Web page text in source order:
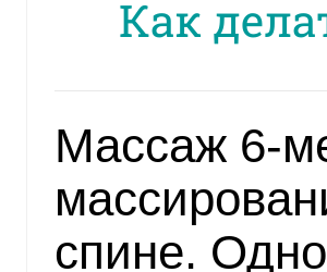
Как
Массаж 6-
спине.